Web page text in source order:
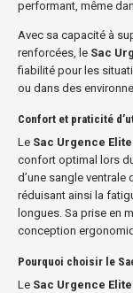
performant, même
Avec sa capacité à
renforcées, le Sac
fiabilité pour les
ou dans des
Confort et praticité
Le Sac Urgence Elite
confort optimal lors
d’une sangle
réduisant ainsi la
longues. Sa prise en
conception
Pourquoi choisir le
Le Sac Urgence